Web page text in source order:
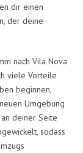
dir einen
der deine
nach Vila Nova
viele Vorteile
beginnen,
Umgebung
deiner Seite
sodass